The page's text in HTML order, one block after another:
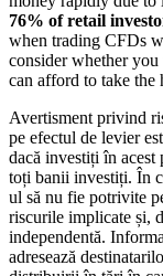
76% of retail
when trading CFDs
consider whether
can afford to take
Avertisment privind
pe efectul de levier
dacă investiți în acest
toți banii investiți. În
ul să nu fie potrivite
riscurile implicate și,
independentă.
adresează